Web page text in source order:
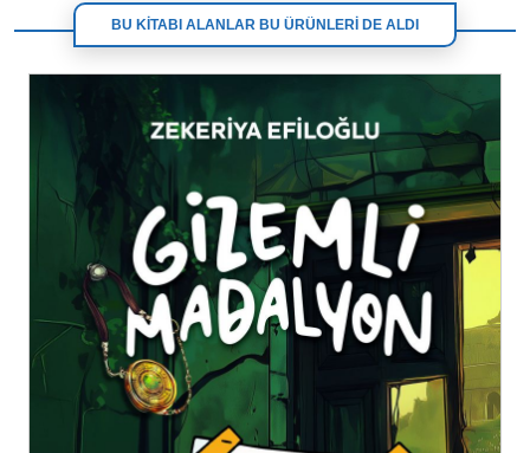
BU KİTABI ALANLAR BU ÜRÜNLERİ DE ALDI